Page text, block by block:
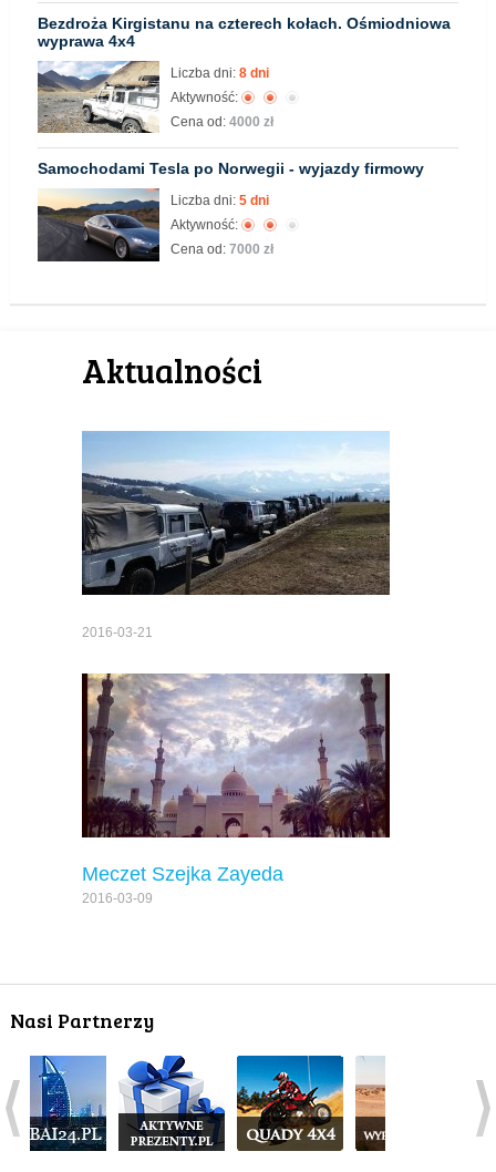
Bezdroża Kirgistanu na czterech kołach. Ośmiodniowa
wyprawa 4x4
Liczba dni: 8 dni
Aktywność:
Cena od: 4000 zł
Samochodami Tesla po Norwegii - wyjazdy firmowy
Liczba dni: 5 dni
Aktywność:
Cena od: 7000 zł
Aktualności
2016-03-21
Meczet Szejka Zayeda
2016-03-09
Nasi Partnerzy